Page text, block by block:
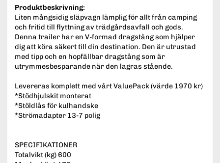
Produktbeskrivning:
Liten mångsidig släpvagn lämplig för allt från camping
och fritid till flyttning av trädgårdsavfall och gods.
Denna trailer har en V-formad dragstång som hjälper
dig att köra säkert till din destination. Den är utrustad
med tipp och en hopfällbar dragstång som är
utrymmesbesparande när den lagras stående.
Levereras komplett med vårt ValuePack (värde 1970 kr)
*Stödhjulskit monterat
*Stöldlås för kulhandske
*Strömadapter 13-7 polig
SPECIFIKATIONER
Totalvikt (kg) 600